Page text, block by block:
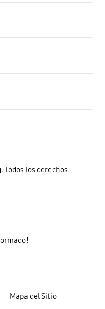
los derechos
Mapa del Sitio